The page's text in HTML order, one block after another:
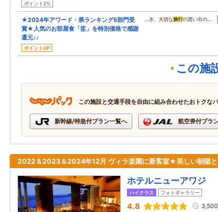
ポイント2%
★2024年アワード・県ランキング5部門受
賞★人気のお部屋食「笙」を特別価格で感謝
還元♪♪
ポイントUP
…き、大切な旅行の思い出の…
この施
この施設と交通手段を自由に組み合わせたおトクな
新幹線/特急付プラン一覧へ 航空券付プラ
2022＆2023＆2024年12月 ヴィラ楽園に新客室★美しい朝陽
ホテルニューアワジ
ハイクラス フォトギャラリー
4.8